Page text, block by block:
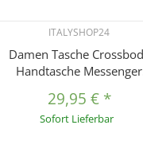
ITALYSHOP24
Damen Tasche
Handtasche Messenger
Umhängetasche Shopper
Tablettasche bis ca. 7-8
29,95 € *
Sofort Lieferbar